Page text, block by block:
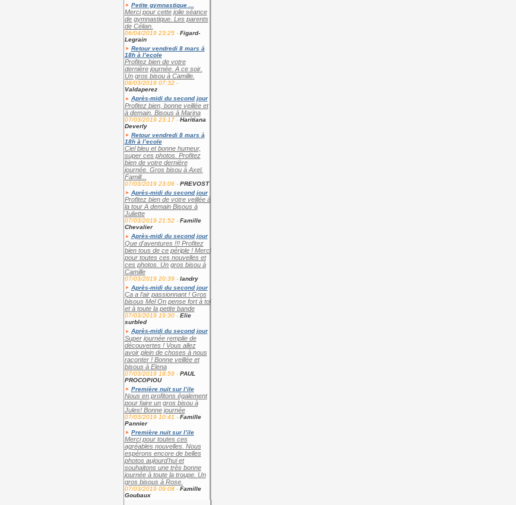
Petite gymnastique ...
Merci pour cette jolie séance
de gymnastique. Les parents
de Célian.
06/04/2019 23:25 - Figard-
Legrain
Retour vendredi 8 mars à
18h à l’ecole
Profitez bien de votre
dernière journée. A ce soir.
Un gros bisou à Camille.
08/03/2019 07:32 -
Valdaperez
Après-midi du second jour
Profitez bien, bonne veillée et
à demain. Bisous à Marina
07/03/2019 23:17 - Haritiana
Deverly
Retour vendredi 8 mars à
18h à l’ecole
Ciel bleu et bonne humeur,
super ces photos. Profitez
bien de votre dernière
journée. Gros bisou à Axel.
Famill...
07/03/2019 23:06 - PREVOST
Après-midi du second jour
Profitez bien de votre veillée à
la tour A demain Bisous à
Juliette
07/03/2019 21:52 - Famille
Chevalier
Après-midi du second jour
Que d'aventures !!! Profitez
bien tous de ce périple ! Merci
pour toutes ces nouvelles et
ces photos. Un gros bisou à
Camille
07/03/2019 20:39 - landry
Après-midi du second jour
Ça a l’air passionnant ! Gros
bisous Mel On pense fort à toi
et à toute la petite bande
07/03/2019 19:30 - Elie
surbled
Après-midi du second jour
Super journée remplie de
découvertes ! Vous allez
avoir plein de choses à nous
raconter ! Bonne veillée et
bisous à Elena
07/03/2019 18:59 - PAUL
PROCOPIOU
Première nuit sur l’ile
Nous en profitons également
pour faire un gros bisou à
Jules! Bonne journée
07/03/2019 10:41 - Famille
Pannier
Première nuit sur l’ile
Merci pour toutes ces
agréables nouvelles. Nous
espérons encore de belles
photos aujourd'hui et
souhaitons une très bonne
journée à toute la troupe. Un
gros bisous à Rose.
07/03/2019 09:08 - Famille
Goubaux